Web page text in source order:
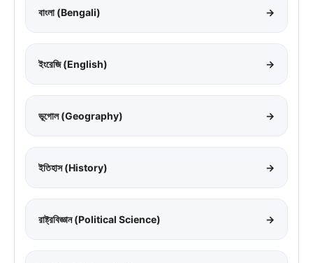
বাংলা (Bengali) →
ইংরেজি (English) →
ভূগোল (Geography) →
ইতিহাস (History) →
রাষ্ট্রবিজ্ঞান (Political Science) →